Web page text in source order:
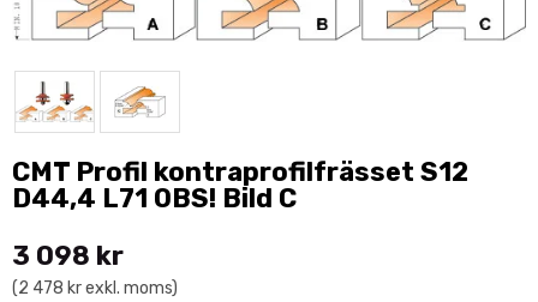
CMT Profil kontraprofilfrässet S12
D44,4 L71 OBS! Bild C
3 098 kr
(2 478 kr exkl. moms)